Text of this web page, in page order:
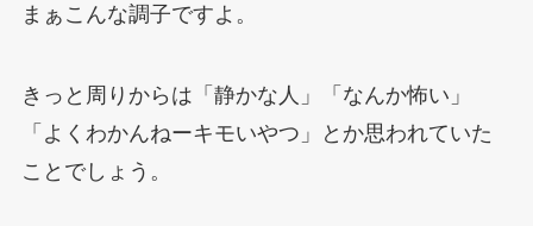
まぁこんな調子ですよ。
きっと周りからは「静かな人」「なんか怖い」
「よくわかんねーキモいやつ」とか思われていた
ことでしょう。